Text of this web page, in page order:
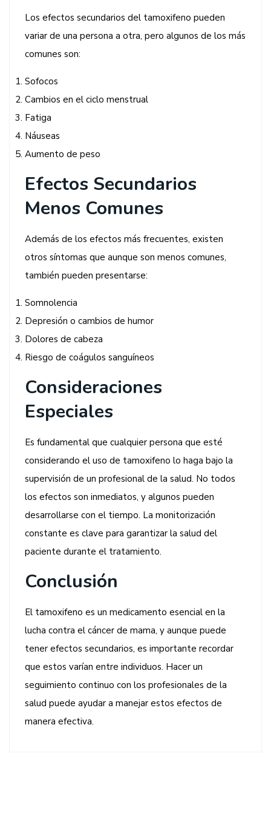
Los efectos secundarios del tamoxifeno pueden
variar de una persona a otra, pero algunos de los más
comunes son:
Sofocos
Cambios en el ciclo menstrual
Fatiga
Náuseas
Aumento de peso
Efectos Secundarios
Menos Comunes
Además de los efectos más frecuentes, existen
otros síntomas que aunque son menos comunes,
también pueden presentarse:
Somnolencia
Depresión o cambios de humor
Dolores de cabeza
Riesgo de coágulos sanguíneos
Consideraciones
Especiales
Es fundamental que cualquier persona que esté
considerando el uso de tamoxifeno lo haga bajo la
supervisión de un profesional de la salud. No todos
los efectos son inmediatos, y algunos pueden
desarrollarse con el tiempo. La monitorización
constante es clave para garantizar la salud del
paciente durante el tratamiento.
Conclusión
El tamoxifeno es un medicamento esencial en la
lucha contra el cáncer de mama, y aunque puede
tener efectos secundarios, es importante recordar
que estos varían entre individuos. Hacer un
seguimiento continuo con los profesionales de la
salud puede ayudar a manejar estos efectos de
manera efectiva.